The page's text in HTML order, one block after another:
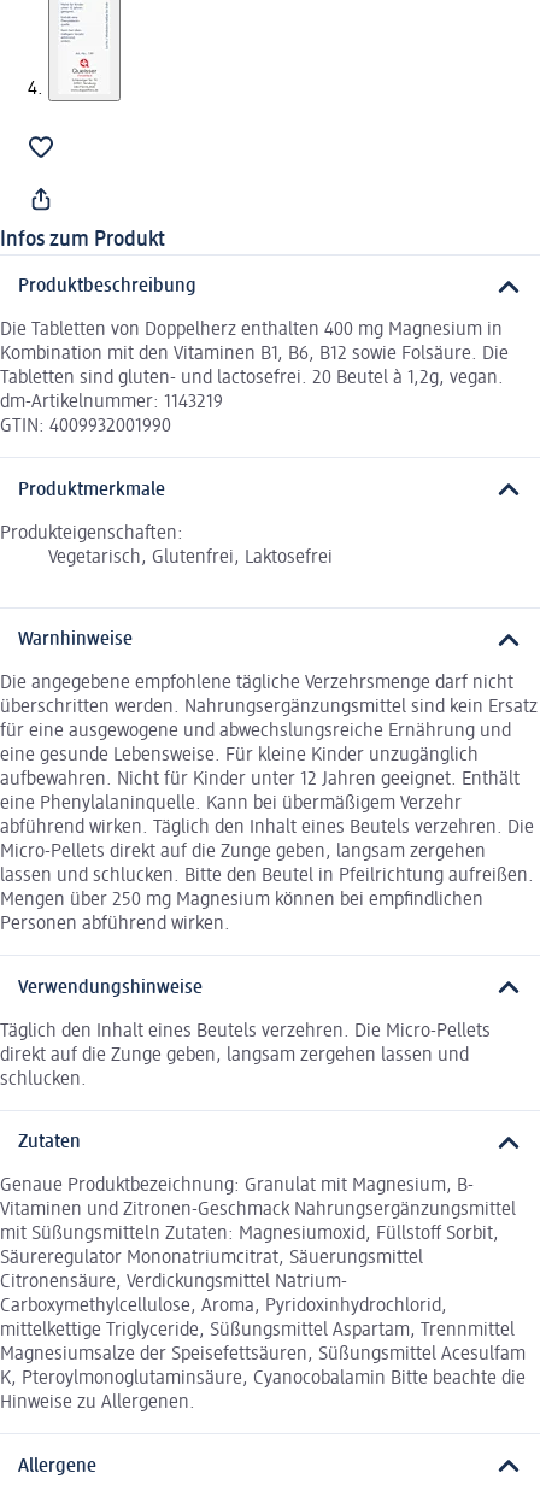
Infos zum Produkt
Produktbeschreibung
Die Tabletten von Doppelherz enthalten 400 mg Magnesium in
Kombination mit den Vitaminen B1, B6, B12 sowie Folsäure. Die
Tabletten sind gluten- und lactosefrei. 20 Beutel à 1,2g, vegan.
dm-Artikelnummer: 1143219
GTIN: 4009932001990
Produktmerkmale
Produkteigenschaften:
Vegetarisch, Glutenfrei, Laktosefrei
Warnhinweise
Die angegebene empfohlene tägliche Verzehrsmenge darf nicht
überschritten werden. Nahrungsergänzungsmittel sind kein Ersatz
für eine ausgewogene und abwechslungsreiche Ernährung und
eine gesunde Lebensweise. Für kleine Kinder unzugänglich
aufbewahren. Nicht für Kinder unter 12 Jahren geeignet. Enthält
eine Phenylalaninquelle. Kann bei übermäßigem Verzehr
abführend wirken. Täglich den Inhalt eines Beutels verzehren. Die
Micro-Pellets direkt auf die Zunge geben, langsam zergehen
lassen und schlucken. Bitte den Beutel in Pfeilrichtung aufreißen.
Mengen über 250 mg Magnesium können bei empfindlichen
Personen abführend wirken.
Verwendungshinweise
Täglich den Inhalt eines Beutels verzehren. Die Micro-Pellets
direkt auf die Zunge geben, langsam zergehen lassen und
schlucken.
Zutaten
Genaue Produktbezeichnung: Granulat mit Magnesium, B-
Vitaminen und Zitronen-Geschmack Nahrungsergänzungsmittel
mit Süßungsmitteln Zutaten: Magnesiumoxid, Füllstoff Sorbit,
Säureregulator Mononatriumcitrat, Säuerungsmittel
Citronensäure, Verdickungsmittel Natrium-
Carboxymethylcellulose, Aroma, Pyridoxinhydrochlorid,
mittelkettige Triglyceride, Süßungsmittel Aspartam, Trennmittel
Magnesiumsalze der Speisefettsäuren, Süßungsmittel Acesulfam
K, Pteroylmonoglutaminsäure, Cyanocobalamin Bitte beachte die
Hinweise zu Allergenen.
Allergene